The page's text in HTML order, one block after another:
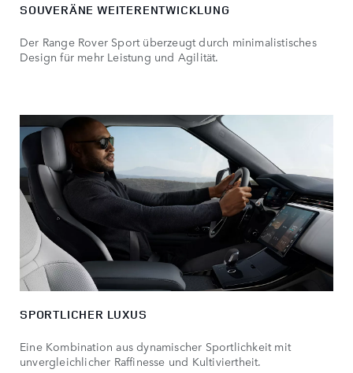
SOUVERÄNE WEITERENTWICKLUNG
Der Range Rover Sport überzeugt durch minimalistisches
Design für mehr Leistung und Agilität.
SPORTLICHER LUXUS
Eine Kombination aus dynamischer Sportlichkeit mit
unvergleichlicher Raffinesse und Kultiviertheit.